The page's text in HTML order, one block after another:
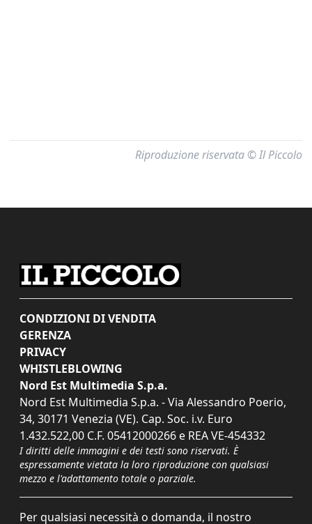
Riproduzione riservata © Il Piccolo
CONDIZIONI DI VENDITA
GERENZA
PRIVACY
WHISTLEBLOWING
Nord Est Multimedia S.p.a.
Nord Est Multimedia S.p.a. - Via Alessandro Poerio,
34, 30171 Venezia (VE). Cap. Soc. i.v. Euro
1.432.522,00 C.F. 05412000266 e REA VE-454332
I diritti delle immagini e dei testi sono riservati. È
espressamente vietata la loro riproduzione con qualsiasi
mezzo e l'adattamento totale o parziale.
Per qualsiasi necessità o domanda, il nostro